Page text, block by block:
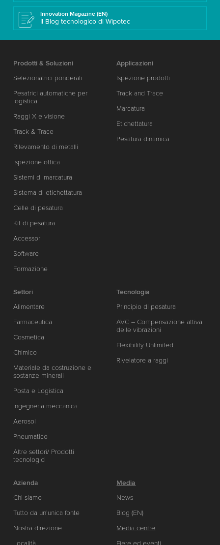
Innovation Magazine (EN)
Il Blog tecnologico di Wipotec
Prodotti & Soluzioni
Selezionatrici ponderali
Pesatrici automatiche per
logistica
Raggi X e visione
Track & Trace
Rilevamento di metalli
Ispezione ottica
Sistemi di marcatura
Sistema di etichettatura
Celle di pesatura
Kit di pesatura
Accessori
Software
Formazione
Applicazioni
Ispezione prodotti
Track and Trace
Marcatura
Etichettatura
Pesatura dinamica
Settori
Alimentare
Farmaceutica
Cosmetica
Chimico
Materiale da costruzione e
sostanze minerali
Posta e Logistica
Ingegneria meccanica
Aerosol
Pneumatico
Altre settori/ Prodotti
tecnologici
Tecnologia
Principio di pesatura
AVC – Compensazione attiva
delle vibrazioni
Flexibility Unlimited
Rivelatore a raggi
Azienda
Chi siamo
Tutto da un’unica fonte
Nostra direzione
Località
Media
News
Blog (EN)
Media centre
Fiere ed eventi